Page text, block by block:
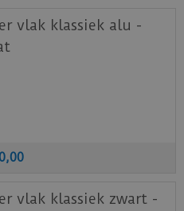
vlak klassiek alu -
,00
vlak klassiek zwart -